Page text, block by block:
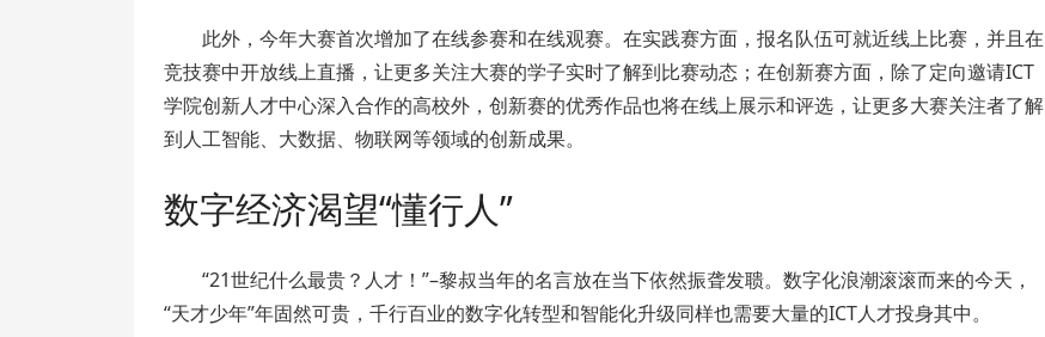
此外，今年大赛首次增加了在线参赛和在线观赛。在实践赛方面，报名队伍可就近线上比赛，并且在
竞技赛中开放线上直播，让更多关注大赛的学子实时了解到比赛动态；在创新赛方面，除了定向邀请ICT
学院创新人才中心深入合作的高校外，创新赛的优秀作品也将在线上展示和评选，让更多大赛关注者了解
到人工智能、大数据、物联网等领域的创新成果。
数字经济渴望“懂行人”
“21世纪什么最贵？人才！”–黎叔当年的名言放在当下依然振聋发聩。数字化浪潮滚滚而来的今天，
“天才少年”年固然可贵，千行百业的数字化转型和智能化升级同样也需要大量的ICT人才投身其中。